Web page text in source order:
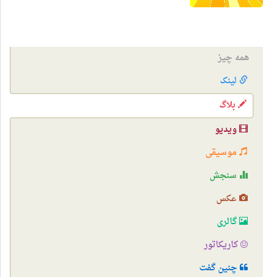
همه چیز
لینک
بلاگ
ویدیو
موسیقی
سنجش
عکس
گالری
کاریکاتور
چنین گفت